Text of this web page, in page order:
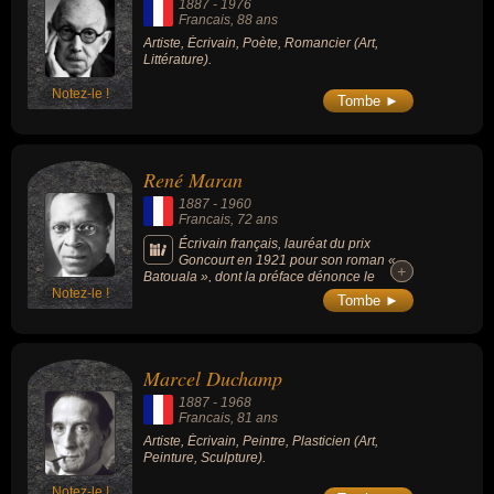
Compositeur de + de 3 000 chansons pour :
Maurice Chevalier, Yvonne Printemps,
Mistinguett, Arletty, Joséphine Baker,
Danielle Darrieux, Pauline Carton,
Victor Boucher, Jean Gabin, Pierre Fresnay,
Michel Simon, Barbara, Léo Ferré, Suzy
Notez-le !
1887 - 1976
Francais, 88 ans
Artiste, Écrivain, Poète, Romancier (Art,
Littérature).
Tombe ►
Notez-le !
René Maran
1887 - 1960
Francais , 72 ans
Écrivain français, lauréat du prix
Goncourt en 1921 pour son roman «
Batouala », dont la préface dénonce le
+
+
Tombe ►
Marcel Duchamp
1887 - 1968
Francais, 81 ans
Artiste, Écrivain, Peintre, Plasticien (Art,
Peinture, Sculpture).